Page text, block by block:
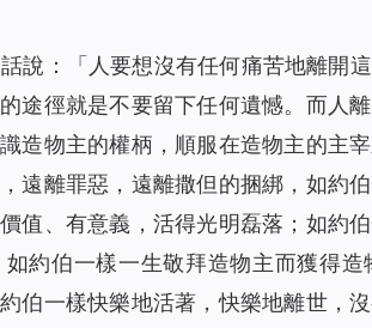
說：「 人要想沒有任何痛苦地離開
途徑就是不要留下任何遺憾。而人
造物主的權柄，順服在造物主的主
遠離罪惡，遠離撒但的捆綁，如約
值、有意義，活得光明磊落；如約
約伯一樣一生敬拜造物主而獲得
伯一樣快樂地活著，快樂地離世，